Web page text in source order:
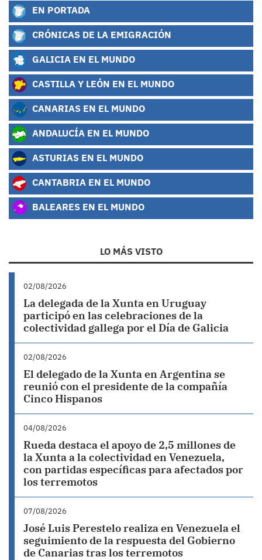
EN PORTADA
CRÓNICAS DE LA EMIGRACIÓN
GALICIA EN EL MUNDO
CASTILLA Y LEÓN EN EL MUNDO
CANARIAS EN EL MUNDO
ANDALUCÍA EN EL MUNDO
ASTURIAS EN EL MUNDO
CANTABRIA EN EL MUNDO
BALEARES EN EL MUNDO
LO MÁS VISTO
02/08/2026
La delegada de la Xunta en Uruguay
participó en las celebraciones de la
colectividad gallega por el Día de Galicia
02/08/2026
El delegado de la Xunta en Argentina se
reunió con el presidente de la compañía
Cinco Hispanos
04/08/2026
Rueda destaca el apoyo de 2,5 millones de
la Xunta a la colectividad en Venezuela,
con partidas específicas para afectados por
los terremotos
07/08/2026
José Luis Perestelo realiza en Venezuela el
seguimiento de la respuesta del Gobierno
de Canarias tras los terremotos